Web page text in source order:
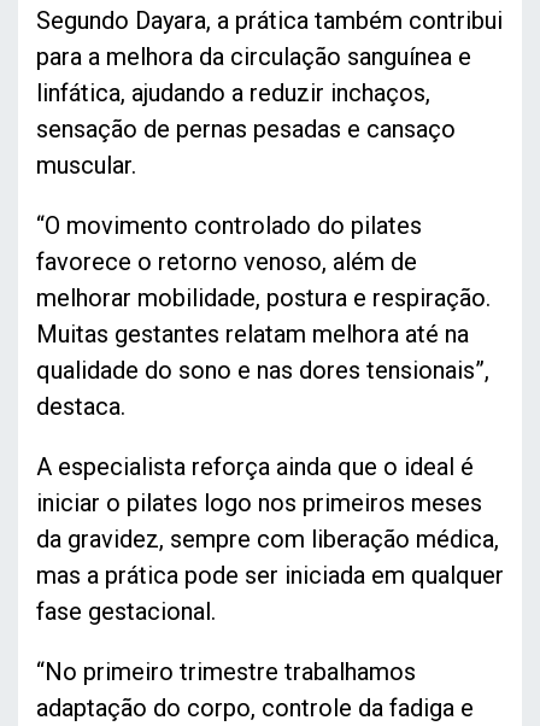
Segundo Dayara, a prática também contribui
para a melhora da circulação sanguínea e
linfática, ajudando a reduzir inchaços,
sensação de pernas pesadas e cansaço
muscular.
“O movimento controlado do pilates
favorece o retorno venoso, além de
melhorar mobilidade, postura e respiração.
Muitas gestantes relatam melhora até na
qualidade do sono e nas dores tensionais”,
destaca.
A especialista reforça ainda que o ideal é
iniciar o pilates logo nos primeiros meses
da gravidez, sempre com liberação médica,
mas a prática pode ser iniciada em qualquer
fase gestacional.
“No primeiro trimestre trabalhamos
adaptação do corpo, controle da fadiga e